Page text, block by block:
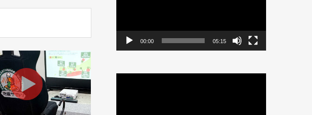
00:00 05:15
動